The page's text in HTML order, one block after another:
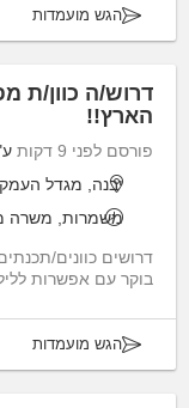
הגש מועמדות
הארץ!!
פורסם לפני 9 דקות
יבנה, מגדל העמק,
משמרות, משרה
בוקר עם אפשרות
הגש מועמדות